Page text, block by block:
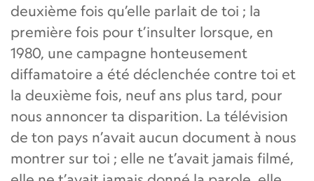
deuxième fois qu’elle parlait de toi ; la
première fois pour t’insulter lorsque, en
1980, une campagne honteusement
diffamatoire a été déclenchée contre toi et
la deuxième fois, neuf ans plus tard, pour
nous annoncer ta disparition. La télévision
de ton pays n’avait aucun document à nous
montrer sur toi ; elle ne t’avait jamais filmé,